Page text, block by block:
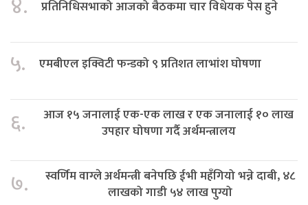
४. प्रतिनिधिसभाको आजको बैठकमा चार विधेयक पेस हुने
५. एमबीएल इक्विटी फन्डको ९ प्रतिशत लाभांश घोषणा
६.
आज १५ जनालाई एक-एक लाख र एक जनालाई १० लाख
उपहार घोषणा गर्दै अर्थमन्त्रालय
७.
स्वर्णिम वाग्ले अर्थमन्त्री बनेपछि ईभी महँगियो भन्ने दाबी, ४८
लाखको गाडी ५४ लाख पुग्यो